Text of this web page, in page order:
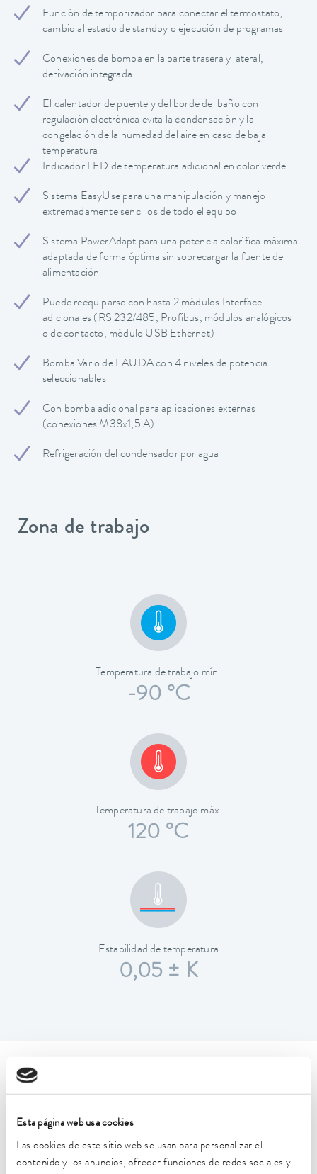
Esta página web usa cookies
Las cookies de este sitio web se usan para personalizar el
contenido y los anuncios, ofrecer funciones de redes sociales y
Función de temporizador para conectar el termostato,
cambio al estado de standby o ejecución de programas
Conexiones de bomba en la parte trasera y lateral,
derivación integrada
El calentador de puente y del borde del baño con
regulación electrónica evita la condensación y la
congelación de la humedad del aire en caso de baja
temperatura
Indicador LED de temperatura adicional en color verde
Sistema EasyUse para una manipulación y manejo
extremadamente sencillos de todo el equipo
Sistema PowerAdapt para una potencia calorífica máxima
adaptada de forma óptima sin sobrecargar la fuente de
alimentación
Puede reequiparse con hasta 2 módulos Interface
adicionales (RS 232/485, Profibus, módulos analógicos
o de contacto, módulo USB Ethernet)
Bomba Vario de LAUDA con 4 niveles de potencia
seleccionables
Con bomba adicional para aplicaciones externas
(conexiones M38x1,5 A)
Refrigeración del condensador por agua
Zona de trabajo
Temperatura de trabajo mín.
-90 °C
Temperatura de trabajo máx.
120 °C
Estabilidad de temperatura
0,05 ± K
Características técnicas (según
DIN 12876)
Rango de temperatura de trabajo
-90 ... 120 °C